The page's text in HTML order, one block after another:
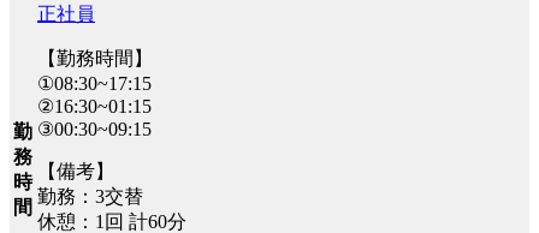
勤
務
時
間
正社員
【勤務時間】
①08:30~17:15
②16:30~01:15
③00:30~09:15
【備考】
勤務：3交替
休憩：1回 計60分